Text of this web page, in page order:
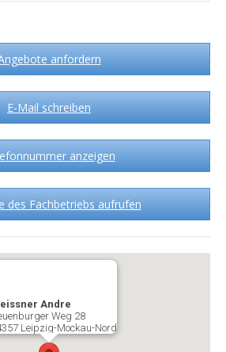
anfordern
E-Mail schreiben
anzeigen
des Fachbetriebs aufrufen
Andre
Weg 28
Leipzig-Mockau-Nord